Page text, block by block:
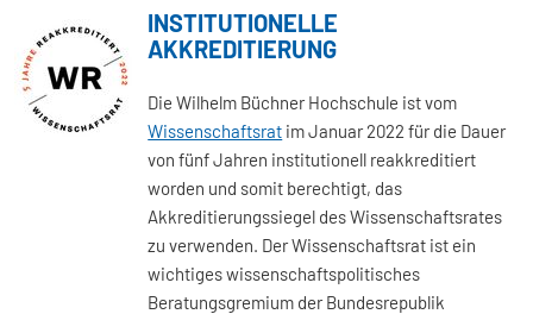
INSTITUTIONELLE
AKKREDITIERUNG
Die Wilhelm Büchner Hochschule ist vom
Wissenschaftsrat im Januar 2022 für die Dauer
von fünf Jahren institutionell reakkreditiert
worden und somit berechtigt, das
Akkreditierungssiegel des Wissenschaftsrates
zu verwenden. Der Wissenschaftsrat ist ein
wichtiges wissenschaftspolitisches
Beratungsgremium der Bundesrepublik